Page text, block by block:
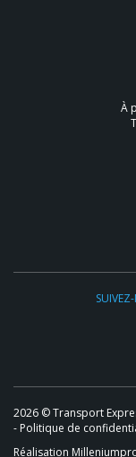
À
2026 © Transport
- Politique de
Réalisation